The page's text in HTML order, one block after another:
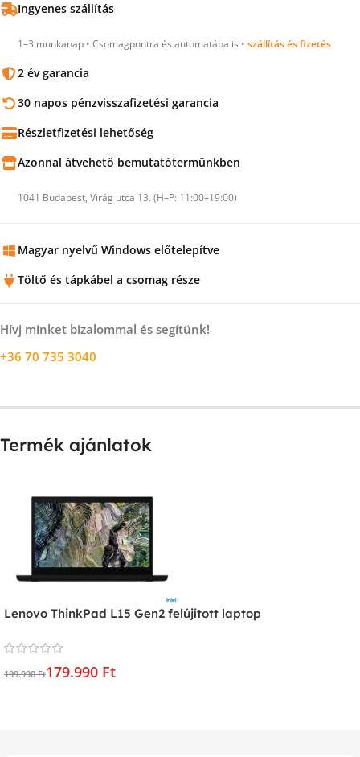
Ingyenes szállítás
1–3 munkanap • Csomagpontra és automatába is • szállítás és fizetés
2 év garancia
30 napos pénzvisszafizetési garancia
Részletfizetési lehetőség
Azonnal átvehető bemutatótermünkben
1041 Budapest, Virág utca 13. (H–P: 11:00–19:00)
Magyar nyelvű Windows előtelepítve
Töltő és tápkábel a csomag része
Hívj minket bizalommal és segítünk!
+36 70 735 3040
Termék ajánlatok
Lenovo ThinkPad L15 Gen2 felújított laptop
199.990 Ft179.990 Ft